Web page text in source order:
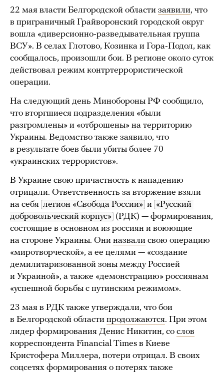
22 мая власти Белгородской области заявили, что
в приграничный Грайворонский городской округ
вошла «диверсионно-разведывательная группа
ВСУ». В селах Глотово, Козинка и Гора-Подол, как
сообщалось, произошли бои. В регионе около суток
действовал режим контртеррористической
операции.
На следующий день Минобороны РФ сообщило,
что вторгшиеся подразделения «были
разгромлены» и «отброшены» на территорию
Украины. Ведомство также заявило, что
в результате боев были убиты более 70
«украинских террористов».
В Украине свою причастность к нападению
отрицали. Ответственность за вторжение взяли
на себя легион «Свобода России» и «Русский
добровольческий корпус» (РДК) — формирования,
состоящие в основном из россиян и воюющие
на стороне Украины. Они назвали свою операцию
«миротворческой», а ее целями — «создание
демилитаризованной зоны между Россией
и Украиной», а также «демонстрацию» россиянам
«успешной борьбы с путинским режимом».
23 мая в РДК также утверждали, что бои
в Белгородской области продолжаются. При этом
лидер формирования Денис Никитин, со слов
корреспондента Financial Times в Киеве
Кристофера Миллера, потери отрицал. В своих
соцсетях формирования о потерях также